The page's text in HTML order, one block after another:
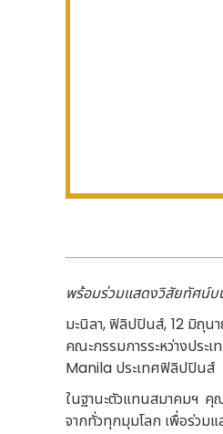
พร้อมร่วมแสดงวิสัยทัศน์บ
มะนิลา, ฟิลิปปินส์, 12 มิถุน
คณะกรรมการระหว่างปร
Manila ประเทศฟิลิปปินส์
ในฐานะตัวแทนสมาคมฯ คุ
จากทั่วทุกมุมโลก เพื่อร่วม